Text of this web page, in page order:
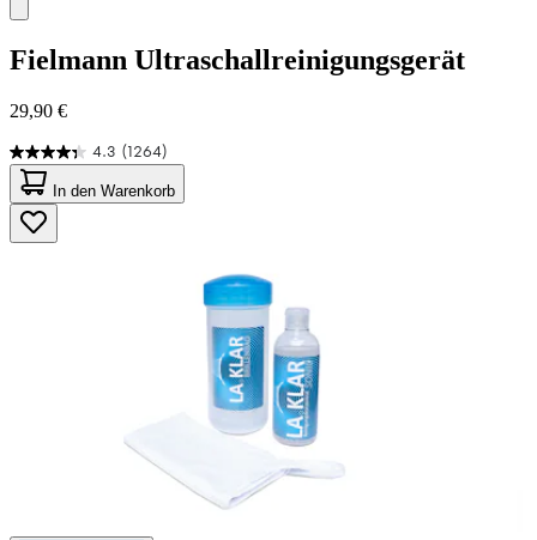
Fielmann Ultraschallreinigungsgerät
29,90 €
4.3 (1264)
4.3
von
5
Sternen.
1264
In den Warenkorb